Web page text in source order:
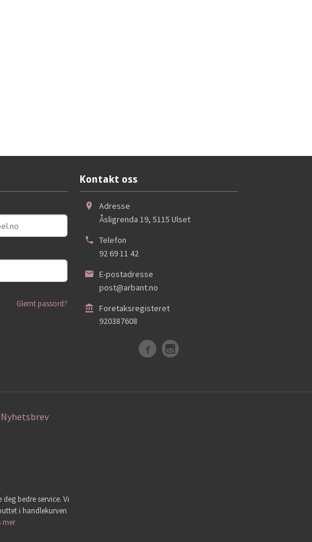
Glemt passord?
Kontakt oss
Adresse
Åsligrenda 19, 5115 Ulset
Telefon
92 69 11 42
E-postadresse
post@arbant.no
Foretaksregisteret
920387608
Nyhetsbrev
bedre service. Vi
i handlekurven
mer